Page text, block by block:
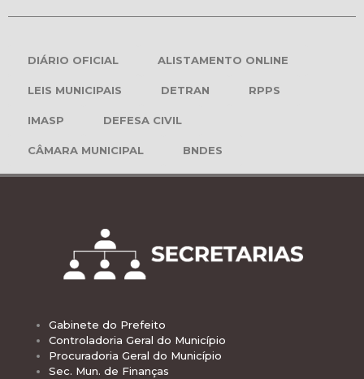
DIÁRIO OFICIAL ALISTAMENTO ONLINE
LEIS MUNICIPAIS DETRAN RPPS
IMASP DEFESA CIVIL
CÂMARA MUNICIPAL BNDES
Gabinete do Prefeito
Controladoria Geral do Município
Procuradoria Geral do Município
Sec. Mun. de Finanças